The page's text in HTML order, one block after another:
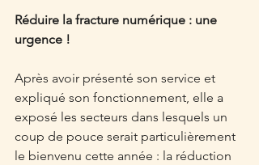
Réduire la fracture numérique : une
urgence !
Après avoir présenté son service et
expliqué son fonctionnement, elle a
exposé les secteurs dans lesquels un
coup de pouce serait particulièrement
le bienvenu cette année : la réduction